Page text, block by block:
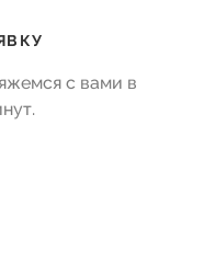
с вами в